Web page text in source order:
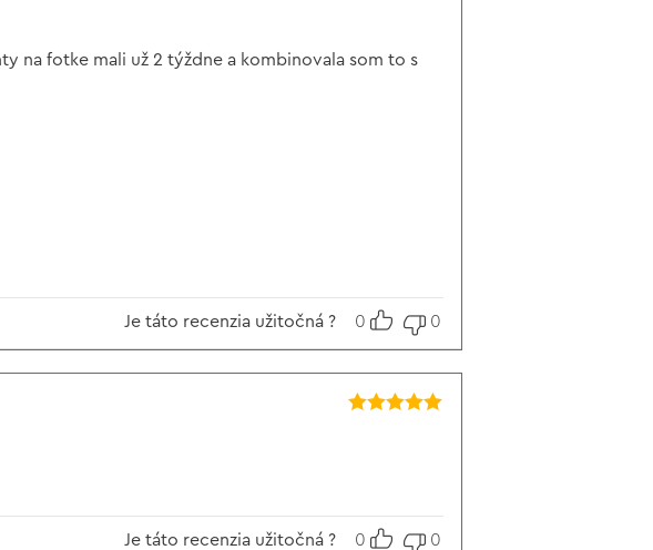
na fotke mali už 2 týždne a kombinovala som to s
Je táto recenzia užitočná ? 0 0
Je táto recenzia užitočná ? 0 0